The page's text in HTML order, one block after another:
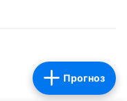
Прогноз